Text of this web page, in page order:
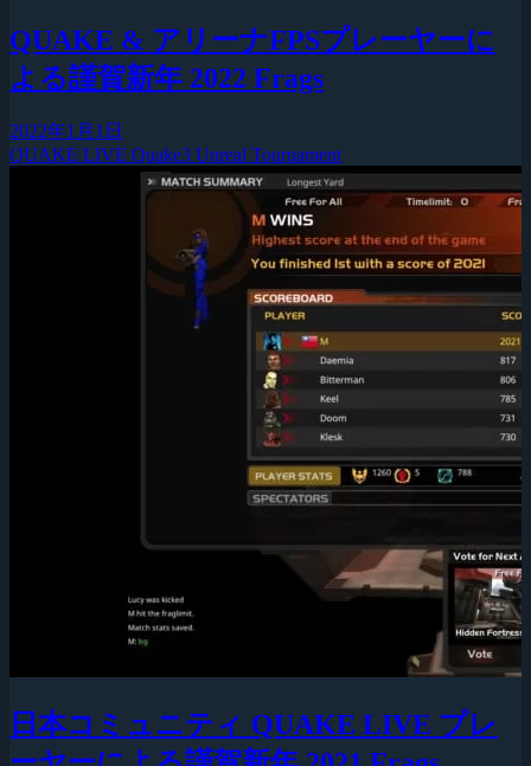
QUAKE & アリーナFPSプレーヤーに
よる謹賀新年 2022 Frags
2022年1月1日
QUAKE LIVE Quake3 Unreal Tournament
日本コミュニティ QUAKE LIVE プレ